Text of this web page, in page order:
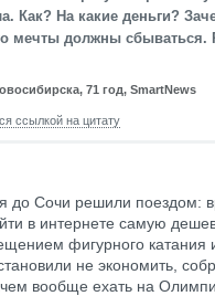
Как? На какие деньги?
мечты должны
71 год, SmartNews
ссылкой на цитату
до Сочи решили поездом:
в интернете самую
фигурного катания
не экономить,
вообще ехать на